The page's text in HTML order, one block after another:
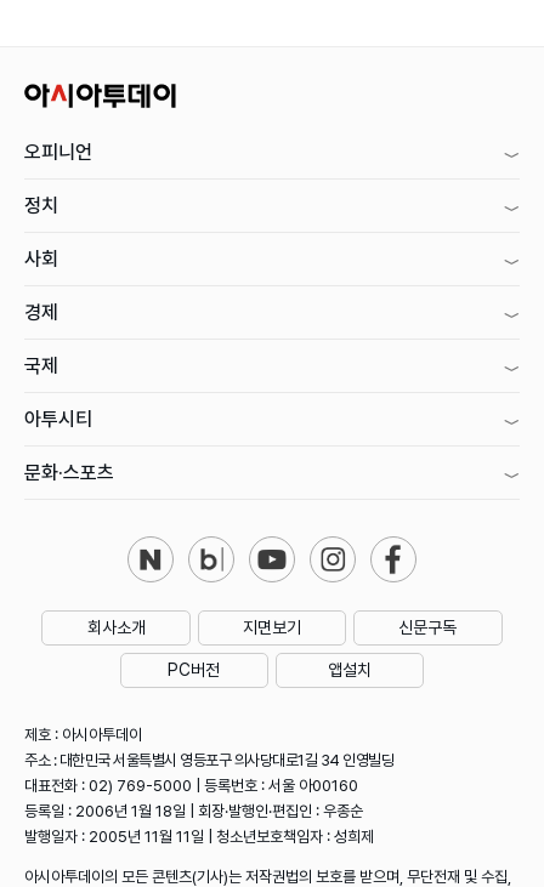
오피니언
정치
사회
경제
국제
아투시티
문화·스포츠
회사소개 지면보기 신문구독
PC버전 앱설치
제호 : 아시아투데이
주소 : 대한민국 서울특별시 영등포구 의사당대로1길 34 인영빌딩
대표전화 : 02) 769-5000 | 등록번호 : 서울 아00160
등록일 : 2006년 1월 18일 | 회장·발행인·편집인 : 우종순
발행일자 : 2005년 11월 11일 | 청소년보호책임자 : 성희제
아시아투데이의 모든 콘텐츠(기사)는 저작권법의 보호를 받으며, 무단전재 및 수집,